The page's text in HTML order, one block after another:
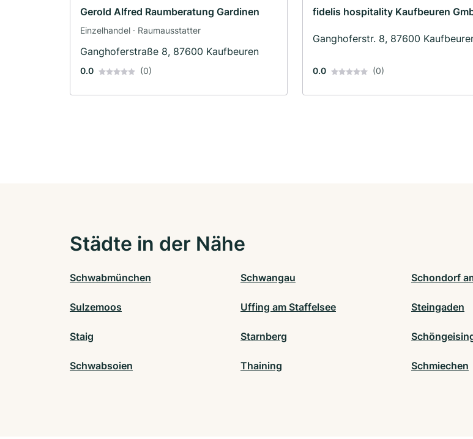
Gerold Alfred Raumberatung Gardinen
Einzelhandel · Raumausstatter
Ganghoferstraße 8, 87600 Kaufbeuren
0.0 (0)
fidelis hospitality Kaufbeuren
Ganghoferstr. 8, 87600
0.0 (0)
Städte in der Nähe
Schwabmünchen Schwangau Schondorf
Sulzemoos Uffing am Staffelsee Steingaden
Staig Starnberg
Schwabsoien Thaining Schmiechen